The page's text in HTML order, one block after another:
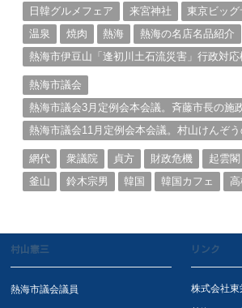
日韓グルメフェア
来宮神社 東京ビッグ
温泉
焼肉 熱海
熱海の名店名品紹介
熱海市伊豆山「逢初川土石流災害」行政対
熱海市議会
熱海市議会3月定例会本会議。斉藤市長の施
熱海市議会11月定例会本会議。村山けんぞ
網代
衆議院 貞方 財政危機 起雲閣
釜山
鈴木宗男 韓国 韓国カフェ 高
村山憲三
熱海市議会議員
リンク
株式会社東